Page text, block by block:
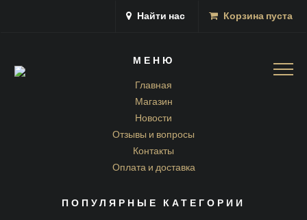
Найти нас Корзина пуста
МЕНЮ
Главная
Магазин
Новости
Отзывы и вопросы
Контакты
Оплата и доставка
ПОПУЛЯРНЫЕ КАТЕГОРИИ